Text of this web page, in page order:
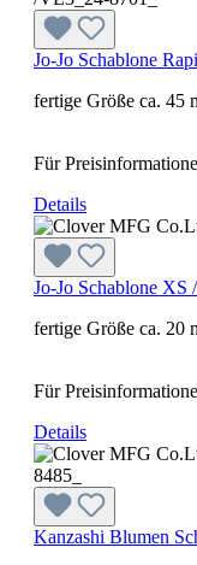
Jo-Jo Schablone
fertige Größe ca. 45
Für
Details
Jo-Jo Schablone XS
fertige Größe ca. 20
Für
Details
Kanzashi Blumen